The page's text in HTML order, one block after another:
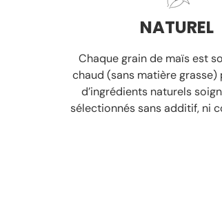
NATUREL
Chaque grain de maïs est
chaud (sans matière grasse)
d’ingrédients naturels
sélectionnéssans additif, ni